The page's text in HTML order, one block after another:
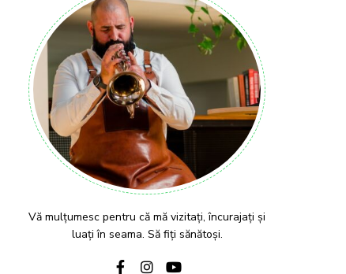
Vă mulțumesc pentru că mă vizitați, încurajați și
luați în seama. Să fiți sănătoși.